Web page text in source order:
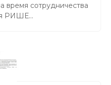
время сотрудничества
РИШЕ...